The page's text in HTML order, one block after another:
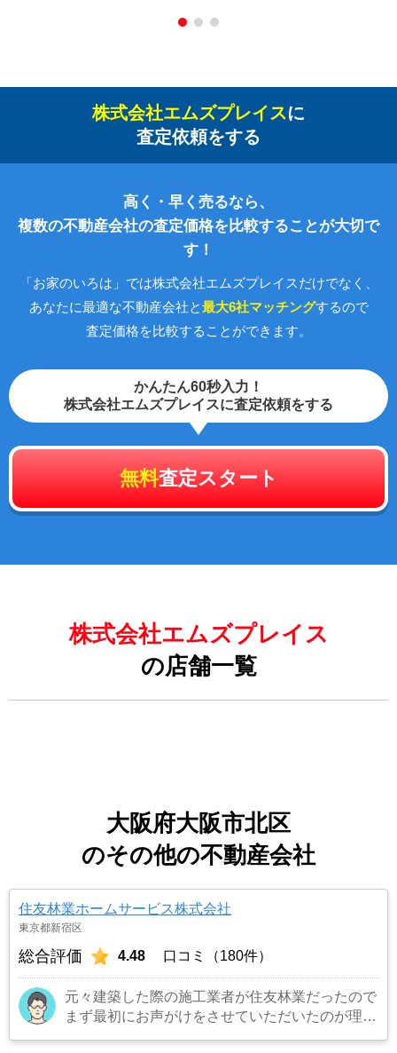
株式会社エムズプレイスに
査定依頼をする
高く・早く売るなら、
複数の不動産会社の査定価格を比較することが大切で
す！
「お家のいろは」では株式会社エムズプレイスだけでなく、
あなたに最適な不動産会社と最大6社マッチングするので
査定価格を比較することができます。
かんたん60秒入力！
株式会社エムズプレイスに査定依頼をする
無料査定スタート
株式会社エムズプレイス
の店舗一覧
大阪府大阪市北区
のその他の不動産会社
住友林業ホームサービス株式会社
東京都新宿区
総合評価 4.48 口コミ（180件）
元々建築した際の施工業者が住友林業だったので
まず最初にお声がけをさせていただいたのが理由